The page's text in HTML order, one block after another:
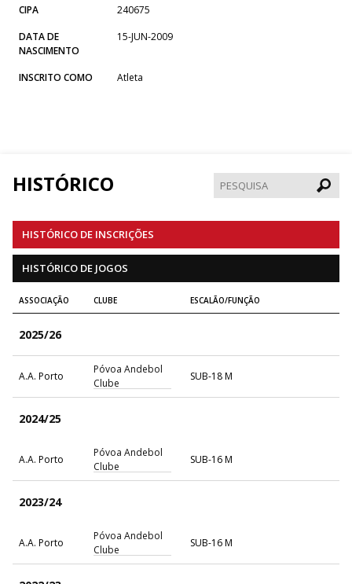
CIPA
240675
DATA DE
NASCIMENTO
15-JUN-2009
INSCRITO COMO Atleta
HISTÓRICO
HISTÓRICO DE INSCRIÇÕES
HISTÓRICO DE JOGOS
ASSOCIAÇÃO CLUBE ESCALÃO/FUNÇÃO
2025/26
A.A. Porto
Póvoa Andebol
Clube
SUB-18 M
2024/25
A.A. Porto
Póvoa Andebol
Clube
SUB-16 M
2023/24
A.A. Porto
Póvoa Andebol
Clube
SUB-16 M